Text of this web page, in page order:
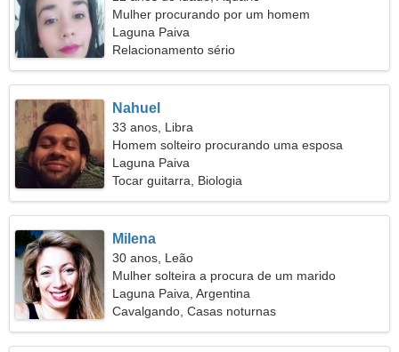
Mulher procurando por um homem
Laguna Paiva
Relacionamento sério
Nahuel
33 anos, Libra
Homem solteiro procurando uma esposa
Laguna Paiva
Tocar guitarra, Biologia
Milena
30 anos, Leão
Mulher solteira a procura de um marido
Laguna Paiva, Argentina
Cavalgando, Casas noturnas